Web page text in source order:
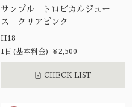
サンプル トロピカルジュー
ス クリアピンク
H18
1日(基本料金) ¥2,500
CHECK LIST